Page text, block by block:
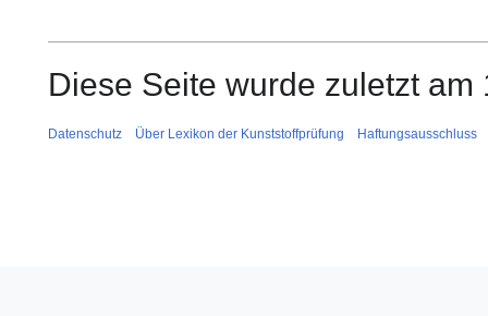
Diese Seite wurde zuletzt
Datenschutz Über Lexikon der Kunststoffprüfung Haftungsausschluss